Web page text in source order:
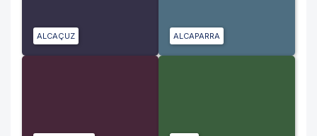
ALCAÇUZ ALCAPARRA